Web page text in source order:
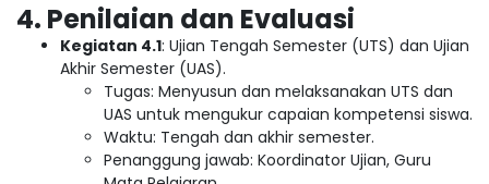
4. Penilaian dan Evaluasi
Kegiatan 4.1: Ujian Tengah Semester (UTS) dan Ujian
Akhir Semester (UAS).
Tugas: Menyusun dan melaksanakan UTS dan
UAS untuk mengukur capaian kompetensi siswa.
Waktu: Tengah dan akhir semester.
Penanggung jawab: Koordinator Ujian, Guru